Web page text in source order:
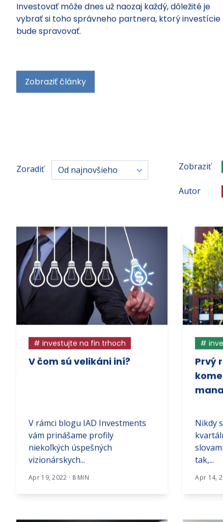
Investovať môže dnes už naozaj každý, dôležité je
vybrať si toho správneho partnera, ktorý investície
bude spravovať.
Zobraziť články
Zoradiť Od najnovšieho Zobraziť
Autor
# investujte na fin trhoch
V čom sú velikáni iní?
V rámci blogu IAD Investments
vám prinášame profily
niekoľkých úspešných
vizionárskych...
Apr 19, 2022 · 8 MIN
#
Prvý
Nikdy
tak,...
Apr 14,